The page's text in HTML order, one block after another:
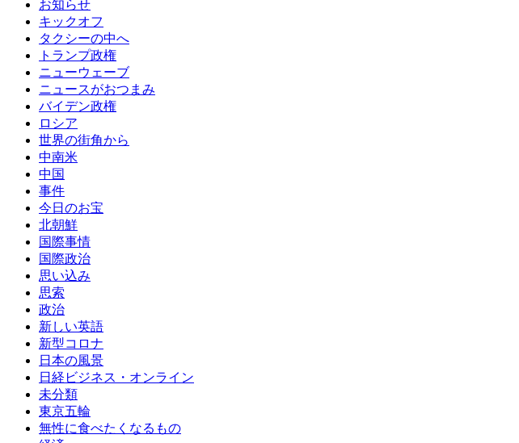
お知らせ
キックオフ
タクシーの中へ
トランプ政権
ニューウェーブ
ニュースがおつまみ
バイデン政権
ロシア
世界の街角から
中南米
中国
事件
今日のお宝
北朝鮮
国際事情
国際政治
思い込み
思索
政治
新しい英語
新型コロナ
日本の風景
日経ビジネス・オンライン
未分類
東京五輪
無性に食べたくなるもの